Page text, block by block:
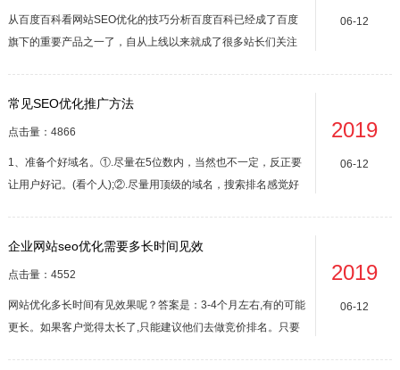
从百度百科看网站SEO优化的技巧分析百度百科已经成了百度
旗下的重要产品之一了，自从上线以来就成了很多站长们关注
面起到的效果比在外面放上一千个外链的效果都要好!不过有心
的站长可能还能够通过百度百...
06-12
常见SEO优化推广方法
点击量：4866
1、准备个好域名。①.尽量在5位数内，当然也不一定，反正要
让用户好记。(看个人);②.尽量用顶级的域名，搜索排名感觉好
威的注册商。⑤.好域名或者说主域名最好注册3年以上，因为百
度...
2019
06-12
企业网站seo优化需要多长时间见效
点击量：4552
网站优化多长时间有见效果呢？答案是：3-4个月左右,有的可能
更长。如果客户觉得太长了,只能建议他们去做竞价排名。只要
2019
06-12